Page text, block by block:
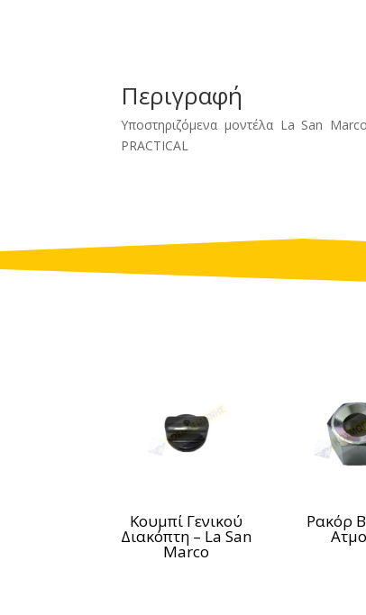
Περιγραφή
Υποστηριζόμενα μοντέλα La San
PRACTICAL
Κουμπί Γενικού
Διακόπτη – La San
Marco
Ρακόρ